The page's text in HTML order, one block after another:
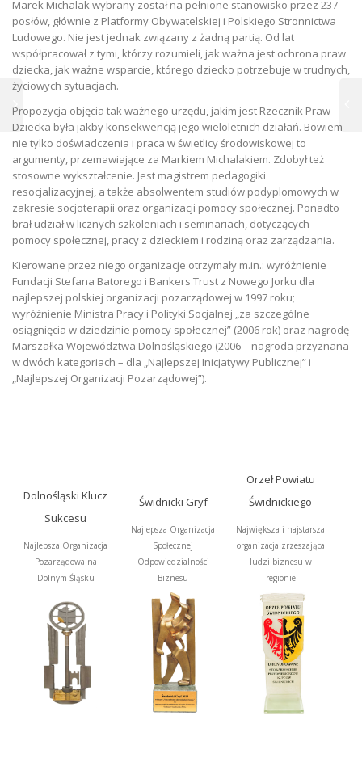
Marek Michalak wybrany został na pełnione stanowisko przez 237
posłów, głównie z Platformy Obywatelskiej i Polskiego Stronnictwa
Ludowego. Nie jest jednak związany z żadną partią. Od lat
współpracował z tymi, którzy rozumieli, jak ważna jest ochrona praw
dziecka, jak ważne wsparcie, którego dziecko potrzebuje w trudnych,
życiowych sytuacjach.
Propozycja objęcia tak ważnego urzędu, jakim jest Rzecznik Praw
Dziecka była jakby konsekwencją jego wieloletnich działań. Bowiem
nie tylko doświadczenia i praca w świetlicy środowiskowej to
argumenty, przemawiające za Markiem Michalakiem. Zdobył też
stosowne wykształcenie. Jest magistrem pedagogiki
resocjalizacyjnej, a także absolwentem studiów podyplomowych w
zakresie socjoterapii oraz organizacji pomocy społecznej. Ponadto
brał udział w licznych szkoleniach i seminariach, dotyczących
pomocy społecznej, pracy z dzieckiem i rodziną oraz zarządzania.
Kierowane przez niego organizacje otrzymały m.in.: wyróżnienie
Fundacji Stefana Batorego i Bankers Trust z Nowego Jorku dla
najlepszej polskiej organizacji pozarządowej w 1997 roku;
wyróżnienie Ministra Pracy i Polityki Socjalnej „za szczególne
osiągnięcia w dziedzinie pomocy społecznej” (2006 rok) oraz nagrodę
Marszałka Województwa Dolnośląskiego (2006 – nagroda przyznana
w dwóch kategoriach – dla „Najlepszej Inicjatywy Publicznej” i
„Najlepszej Organizacji Pozarządowej”).
Dolnośląski Klucz
Sukcesu
Najlepsza Organizacja
Pozarządowa na
Dolnym Śląsku
Świdnicki Gryf
Najlepsza Organizacja
Społecznej
Odpowiedzialności
Biznesu
Orzeł Powiatu
Świdnickiego
Największa i najstarsza
organizacja zrzeszająca
ludzi biznesu w
regionie